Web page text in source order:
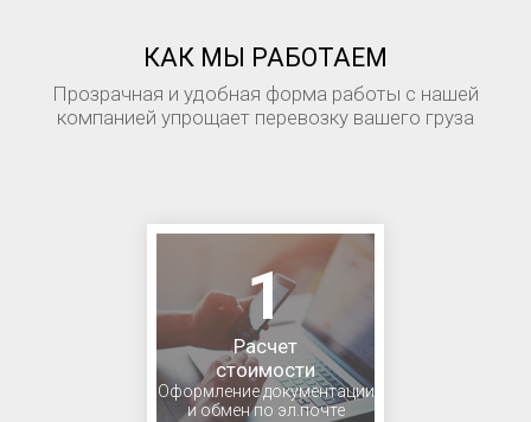
КАК МЫ РАБОТАЕМ
Прозрачная и удобная форма работы с нашей
компанией упрощает перевозку вашего груза
1
Расчет
стоимости
Оформление документации
и обмен по эл.почте